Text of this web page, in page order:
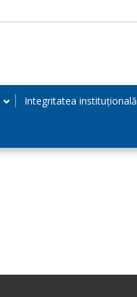
Integritatea instituțională